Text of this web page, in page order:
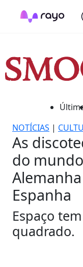
NOTÍCIAS |
As
do
Espanha
Espaço
quadrado.